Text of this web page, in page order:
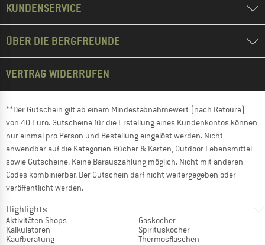
KUNDENSERVICE
ÜBER DIE BERGFREUNDE
VERTRAG WIDERRUFEN
**Der Gutschein gilt ab einem Mindestabnahmewert (nach Retoure)
von 40 Euro. Gutscheine für die Erstellung eines Kundenkontos können
nur einmal pro Person und Bestellung eingelöst werden. Nicht
anwendbar auf die Kategorien Bücher & Karten, Outdoor Lebensmittel
sowie Gutscheine. Keine Barauszahlung möglich. Nicht mit anderen
Codes kombinierbar. Der Gutschein darf nicht weitergegeben oder
veröffentlicht werden.
Highlights
Aktivitäten Shops
Kalkulatoren
Kaufberatung
Gaskocher
Spirituskocher
Thermosflaschen